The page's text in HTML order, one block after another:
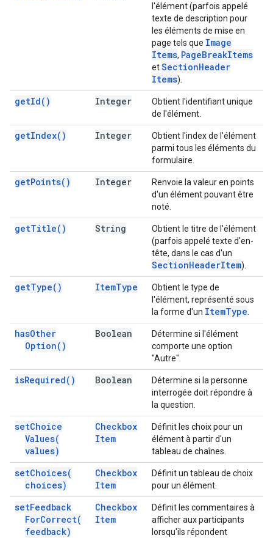
l'élément (parfois appelé
texte de description pour
les éléments de mise en
page tels que Image
Items, PageBreakItems
etSectionHeader
Items).
getId( ) Integer
Obtient l'identifiant unique
de l'élément.
getIndex( ) Integer
Obtient l'index de l'élément
parmi tous les éléments du
formulaire.
getPoints( ) Integer
Renvoie la valeur en points
d'un élément pouvant être
noté.
getTitle( ) String
Obtient le titre de l'élément
(parfois appelé texte d'en-
tête, dans le cas d'un
SectionHeaderItem).
getType( ) ItemType
Obtient le type de
l'élément, représenté sous
la forme d'un ItemType
hasOther
Option( )
Boolean
Détermine si l'élément
comporte une option
"Autre".
isRequired( ) Boolean
Détermine si la personne
interrogée doit répondre à
la question.
setChoice
Values(
values)
Checkbox
Item
Définit les choix pour un
élément à partir d'un
tableau de chaînes.
setChoices(
choices)
Checkbox
Item
Définit un tableau de choix
pour un élément.
setFeedback
ForCorrect(
feedback)
Checkbox
Item
Définit les commentaires à
afficher aux participants
lorsqu'ils répondent